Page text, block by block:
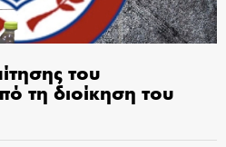
του
τη διοίκηση του